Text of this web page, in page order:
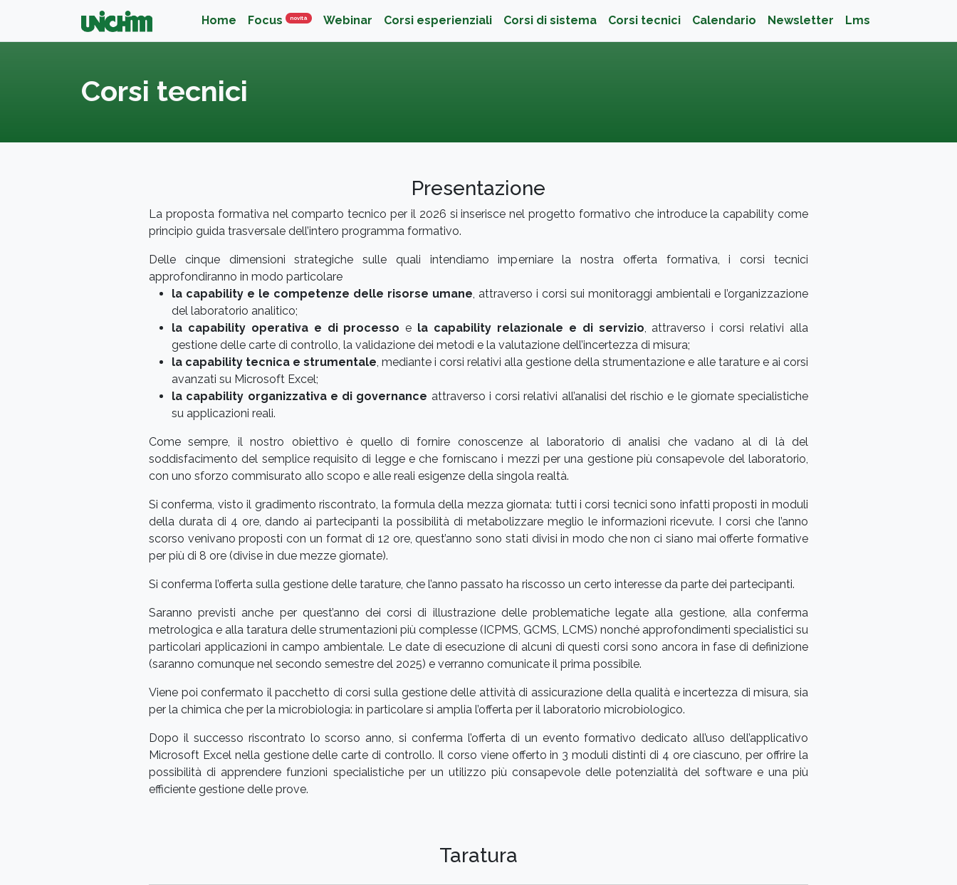
Home Focus novità NovitàWebinar Corsi esperienziali Corsi di sistema Corsi tecnici Calendario Newsletter Lms
Corsi tecnici
Presentazione
La proposta formativa nel comparto tecnico per il 2026 si inserisce nel progetto formativo che introduce la capability come
principio guida trasversale dell’intero programma formativo.
Delle cinque dimensioni strategiche sulle quali intendiamo imperniare la nostra offerta formativa, i corsi tecnici
approfondiranno in modo particolare
la capability e le competenze delle risorse umane, attraverso i corsi sui monitoraggi ambientali e l’organizzazione
del laboratorio analitico;
la capability operativa e di processo e la capability relazionale e di servizio, attraverso i corsi relativi alla
gestione delle carte di controllo, la validazione dei metodi e la valutazione dell’incertezza di misura;
la capability tecnica e strumentale, mediante i corsi relativi alla gestione della strumentazione e alle tarature e ai corsi
avanzati su Microsoft Excel;
la capability organizzativa e di governance attraverso i corsi relativi all’analisi del rischio e le giornate specialistiche
su applicazioni reali.
Come sempre, il nostro obiettivo è quello di fornire conoscenze al laboratorio di analisi che vadano al di là del
soddisfacimento del semplice requisito di legge e che forniscano i mezzi per una gestione più consapevole del laboratorio,
con uno sforzo commisurato allo scopo e alle reali esigenze della singola realtà.
Si conferma, visto il gradimento riscontrato, la formula della mezza giornata: tutti i corsi tecnici sono infatti proposti in moduli
della durata di 4 ore, dando ai partecipanti la possibilità di metabolizzare meglio le informazioni ricevute. I corsi che l’anno
scorso venivano proposti con un format di 12 ore, quest’anno sono stati divisi in modo che non ci siano mai offerte formative
per più di 8 ore (divise in due mezze giornate).
Si conferma l’offerta sulla gestione delle tarature, che l’anno passato ha riscosso un certo interesse da parte dei partecipanti.
Saranno previsti anche per quest’anno dei corsi di illustrazione delle problematiche legate alla gestione, alla conferma
metrologica e alla taratura delle strumentazioni più complesse (ICPMS, GCMS, LCMS) nonché approfondimenti specialistici su
particolari applicazioni in campo ambientale. Le date di esecuzione di alcuni di questi corsi sono ancora in fase di definizione
(saranno comunque nel secondo semestre del 2025) e verranno comunicate il prima possibile.
Viene poi confermato il pacchetto di corsi sulla gestione delle attività di assicurazione della qualità e incertezza di misura, sia
per la chimica che per la microbiologia: in particolare si amplia l’offerta per il laboratorio microbiologico.
Dopo il successo riscontrato lo scorso anno, si conferma l’offerta di un evento formativo dedicato all’uso dell’applicativo
Microsoft Excel nella gestione delle carte di controllo. Il corso viene offerto in 3 moduli distinti di 4 ore ciascuno, per offrire la
possibilità di apprendere funzioni specialistiche per un utilizzo più consapevole delle potenzialità del software e una più
efficiente gestione delle prove.
Taratura